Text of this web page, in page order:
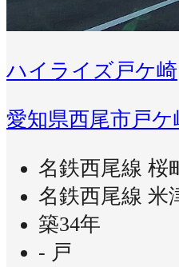
ハイライズ戸ケ崎
愛知県西尾市戸ケ
名鉄西尾線 桜
名鉄西尾線 米
築34年
- 戸